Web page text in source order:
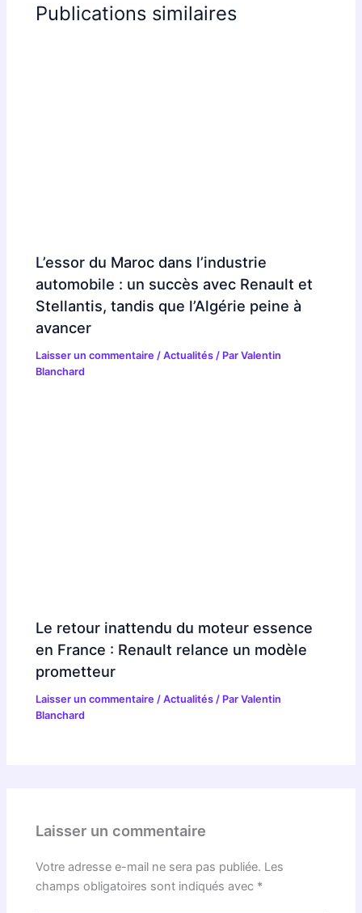
Publications similaires
L’essor du Maroc dans l’industrie
automobile : un succès avec Renault et
Stellantis, tandis que l’Algérie peine à
avancer
Laisser un commentaire /Actualités / ParValentin
Blanchard
Le retour inattendu du moteur essence
en France : Renault relance un modèle
prometteur
Laisser un commentaire /Actualités / ParValentin
Blanchard
Laisser un commentaire
Votre adresse e-mail ne sera pas publiée. Les
champs obligatoires sont indiqués avec *